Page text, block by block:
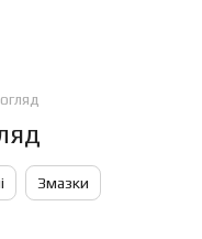
Змазки